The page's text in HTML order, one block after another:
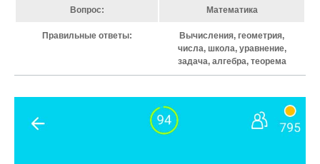
Вопрос: Математика
Правильные ответы:
Вычисления, геометрия,
числа, школа, уравнение,
задача, алгебра, теорема